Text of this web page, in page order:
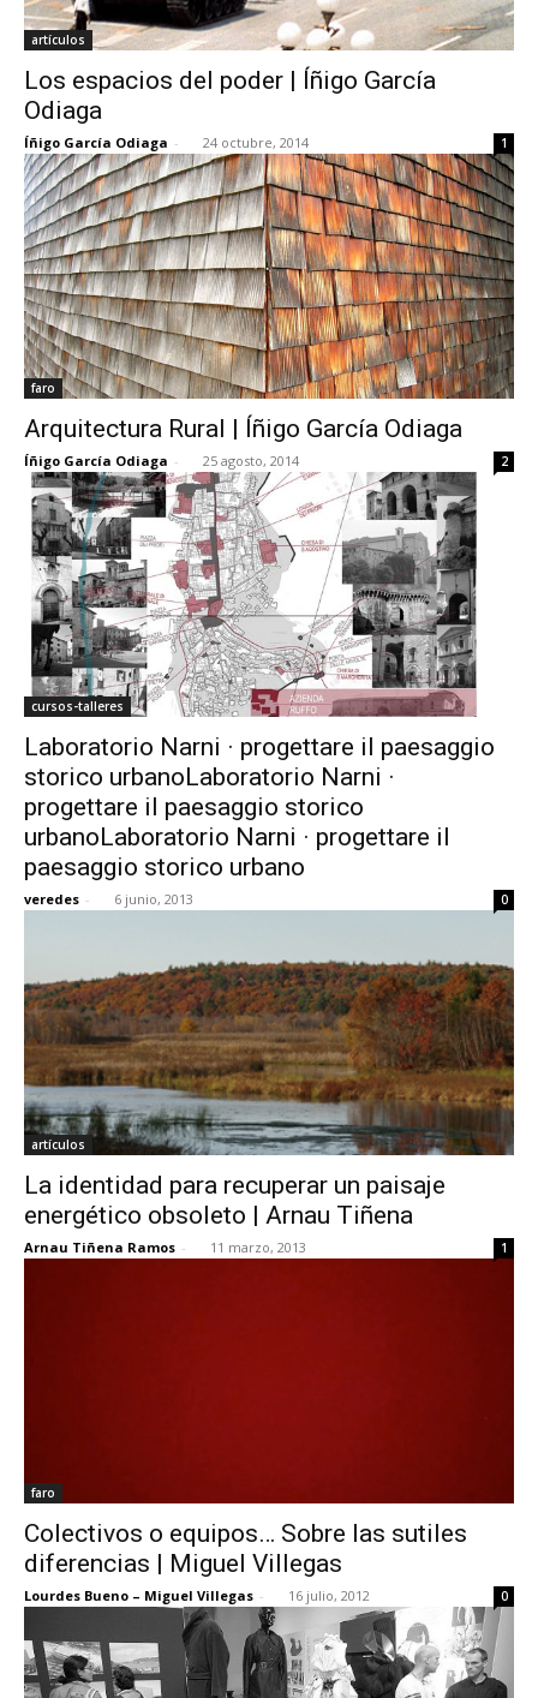
artículos
Los espacios del poder | Íñigo García
Odiaga
Íñigo García Odiaga - 24 octubre, 2014 1
faro
Arquitectura Rural | Íñigo García Odiaga
Íñigo García Odiaga - 25 agosto, 2014 2
cursos-talleres
Laboratorio Narni · progettare il paesaggio
storico urbanoLaboratorio Narni ·
progettare il paesaggio storico
urbanoLaboratorio Narni · progettare il
paesaggio storico urbano
veredes - 6 junio, 2013 0
artículos
La identidad para recuperar un paisaje
energético obsoleto | Arnau Tiñena
Arnau Tiñena Ramos - 11 marzo, 2013 1
faro
Colectivos o equipos… Sobre las sutiles
diferencias | Miguel Villegas
Lourdes Bueno – Miguel Villegas - 16 julio, 2012 0